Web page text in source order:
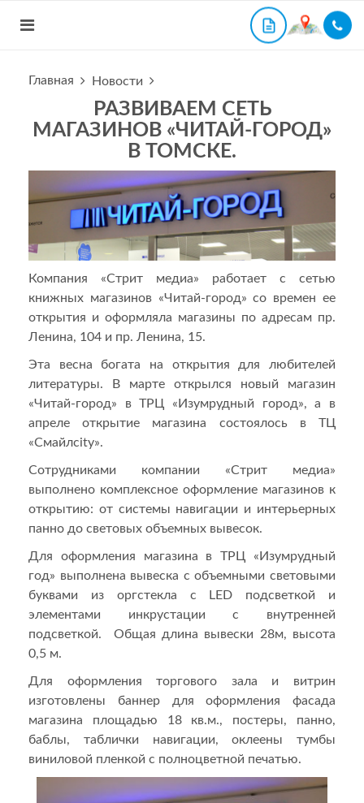
Главная Новости
РАЗВИВАЕМ СЕТЬ
МАГАЗИНОВ «ЧИТАЙ-ГОРОД»
В ТОМСКЕ.
Компания «Стрит медиа» работает с сетью
книжных магазинов «Читай-город» со времен ее
открытия и оформляла магазины по адресам пр.
Ленина, 104 и пр. Ленина, 15.
Эта весна богата на открытия для любителей
литературы. В марте открылся новый магазин
«Читай-город» в ТРЦ «Изумрудный город», а в
апреле открытие магазина состоялось в ТЦ
«Смайлcity».
Сотрудниками компании «Стрит медиа»
выполнено комплексное оформление магазинов к
открытию: от системы навигации и интерьерных
панно до световых объемных вывесок.
Для оформления магазина в ТРЦ «Изумрудный
год» выполнена вывеска с объемными световыми
буквами из оргстекла с LED подсветкой и
элементами инкрустации с внутренней
подсветкой. Общая длина вывески 28м, высота
0,5 м.
Для оформления торгового зала и витрин
изготовлены баннер для оформления фасада
магазина площадью 18 кв.м., постеры, панно,
баблы, таблички навигации, оклеены тумбы
виниловой пленкой с полноцветной печатью.